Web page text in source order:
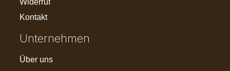
Kontakt
Unternehmen
Über uns